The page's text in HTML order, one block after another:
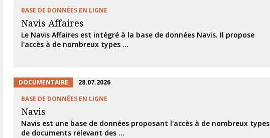
BASE DE DONNÉES EN LIGNE
Navis Affaires
Le Navis Affaires est intégré à la base de données Navis. Il propose
l'accès à de nombreux types ...
DOCUMENTAIRE
28.07.2026
BASE DE DONNÉES EN LIGNE
Navis
Navis est une base de données proposant l'accès à de nombreux types
de documents relevant des ...